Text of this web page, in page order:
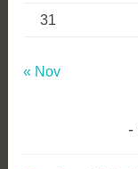
31
« Nov